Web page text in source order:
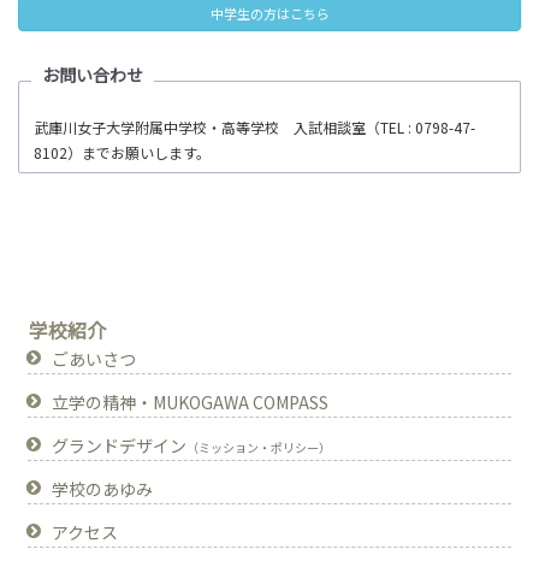
中学生の方はこちら
お問い合わせ
武庫川女子大学附属中学校・高等学校 入試相談室（TEL : 0798-47-
8102）までお願いします。
学校紹介
ごあいさつ
立学の精神・MUKOGAWA COMPASS
グランドデザイン （ミッション・ポリシー）
学校のあゆみ
アクセス